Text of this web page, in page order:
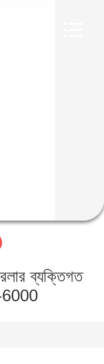
ব্যক্তিগত
6000